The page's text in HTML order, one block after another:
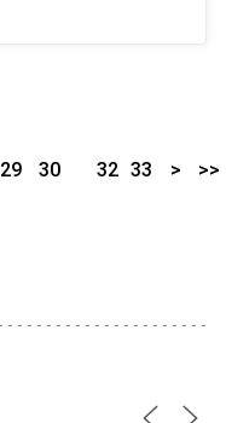
29
30
32 33 > >>